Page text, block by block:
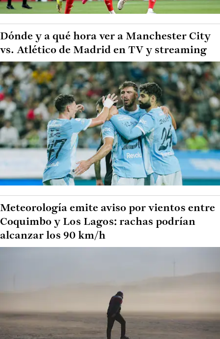
Dónde y a qué hora ver a Manchester City
vs. Atlético de Madrid en TV y streaming
Meteorología emite aviso por vientos entre
Coquimbo y Los Lagos: rachas podrían
alcanzar los 90 km/h